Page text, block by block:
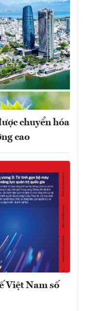
chuyển hóa
cao
Việt Nam số